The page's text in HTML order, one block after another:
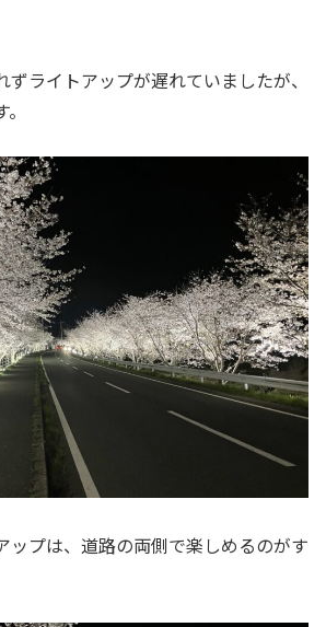
ライトアップが遅れていましたが、
ップは、道路の両側で楽しめるのがす